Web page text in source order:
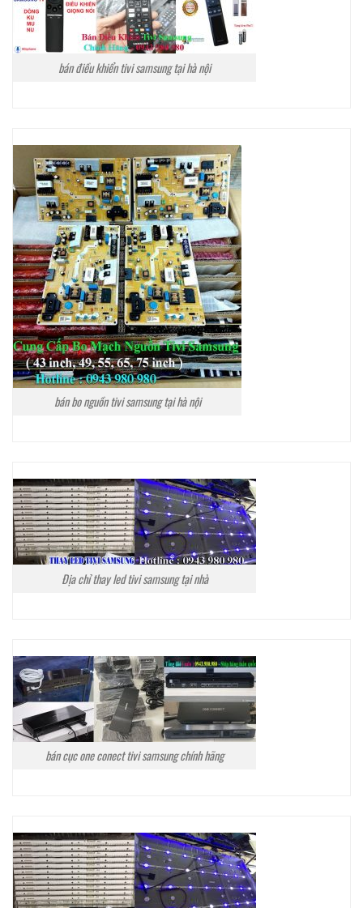
bán điều khiển tivi samsung tại hà nội
bán bo nguồn tivi samsung tại hà nội
Địa chỉ thay led tivi samsung tại nhà
bán cục one conect tivi samsung chính hãng